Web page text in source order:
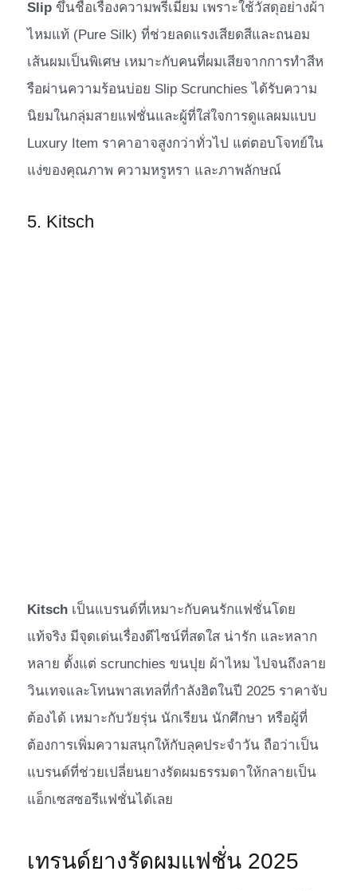
Slip ขึ้นชื่อเรื่องความพรีเมียม เพราะใช้วัสดุอย่างผ้า
ไหมแท้ (Pure Silk) ที่ช่วยลดแรงเสียดสีและถนอม
เส้นผมเป็นพิเศษ เหมาะกับคนที่ผมเสียจากการทำสีห
รือผ่านความร้อนบ่อย Slip Scrunchies ได้รับความ
นิยมในกลุ่มสายแฟชั่นและผู้ที่ใส่ใจการดูแลผมแบบ
Luxury Item ราคาอาจสูงกว่าทั่วไป แต่ตอบโจทย์ใน
แง่ของคุณภาพ ความหรูหรา และภาพลักษณ์
5. Kitsch
Kitsch เป็นแบรนด์ที่เหมาะกับคนรักแฟชั่นโดย
แท้จริง มีจุดเด่นเรื่องดีไซน์ที่สดใส น่ารัก และหลาก
หลาย ตั้งแต่ scrunchies ขนปุย ผ้าไหม ไปจนถึงลาย
วินเทจและโทนพาสเทลที่กำลังฮิตในปี 2025 ราคาจับ
ต้องได้ เหมาะกับวัยรุ่น นักเรียน นักศึกษา หรือผู้ที่
ต้องการเพิ่มความสนุกให้กับลุคประจำวัน ถือว่าเป็น
แบรนด์ที่ช่วยเปลี่ยนยางรัดผมธรรมดาให้กลายเป็น
แอ็กเซสซอรีแฟชั่นได้เลย
เทรนด์ยางรัดผมแฟชั่น 2025